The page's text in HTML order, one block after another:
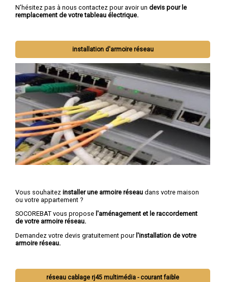
N'hésitez pas à nous contactez pour avoir un devis pour le
remplacement de votre tableau électrique.
installation d'armoire réseau
Vous souhaitez installer une armoire réseau dans votre maison
ou votre appartement ?
SOCOREBAT vous propose l'aménagement et le raccordement
de votre armoire réseau.
Demandez votre devis gratuitement pourl'installation de votre
armoire réseau.
réseau cablage rj45 multimédia - courant faible